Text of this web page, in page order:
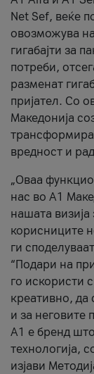
Net Sef, веќе
овозможува
гигабајти за
потреби,
разменат
пријател. Со
Македонија
вредност и
„Оваа
нас во А1
нашата
корисниците
ги
“Подари на
го искористи
креативно, да
и за неговите
А1 е бренд
технологија,
изјави